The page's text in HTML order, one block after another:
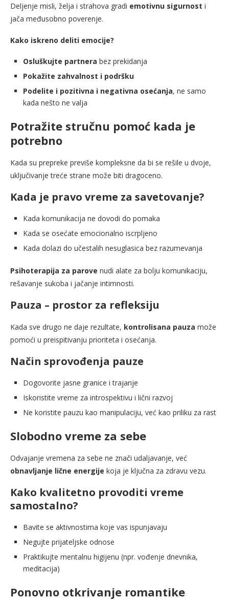
Deljenje misli, želja i strahova gradi emotivnu sigurnost i
jača međusobno poverenje.
Kako iskreno deliti emocije?
Osluškujte partnera bez prekidanja
Pokažite zahvalnost i podršku
Podelite i pozitivna i negativna osećanja, ne samo
kada nešto ne valja
Potražite stručnu pomoć kada je
potrebno
Kada su prepreke previše kompleksne da bi se rešile u dvoje,
uključivanje treće strane može biti dragoceno.
Kada je pravo vreme za savetovanje?
Kada komunikacija ne dovodi do pomaka
Kada se osećate emocionalno iscrpljeno
Kada dolazi do učestalih nesuglasica bez razumevanja
Psihoterapija za parove nudi alate za bolju komunikaciju,
rešavanje sukoba i jačanje intimnosti.
Pauza – prostor za refleksiju
Kada sve drugo ne daje rezultate, kontrolisana pauza može
pomoći u preispitivanju prioriteta i osećanja.
Način sprovođenja pauze
Dogovorite jasne granice i trajanje
Iskoristite vreme za introspektivu i lični razvoj
Ne koristite pauzu kao manipulaciju, već kao priliku za rast
Slobodno vreme za sebe
Odvajanje vremena za sebe ne znači udaljavanje, već
obnavljanje lične energije koja je ključna za zdravu vezu.
Kako kvalitetno provoditi vreme
samostalno?
Bavite se aktivnostima koje vas ispunjavaju
Negujte prijateljske odnose
Praktikujte mentalnu higijenu (npr. vođenje dnevnika,
meditacija)
Ponovno otkrivanje romantike